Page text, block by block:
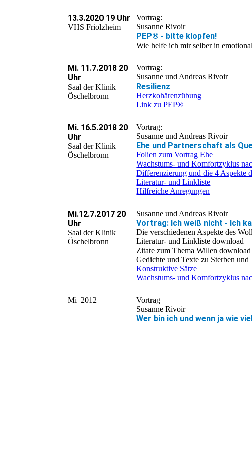
13.3.2020 19 Uhr
VHS Friolzheim
Vortrag:
Susanne Rivoir
PEP® - bitte klopfen!
Wie helfe ich mir selber in
Mi. 11.7.2018 20
Uhr
Saal der Klinik
Öschelbronn
Vortrag:
Susanne und Andreas Rivoir
Resilienz
Herzkohärenzübung
Link zu PEP®
Mi. 16.5.2018 20
Uhr
Saal der Klinik
Öschelbronn
Vortrag:
Susanne und Andreas Rivoir
Ehe und Partnerschaft als
Folien zum Vortrag Ehe
Wachstums- und Komfortzyklus
Differenzierung und die 4 Aspekte
Literatur- und Linkliste
Hilfreiche Anregungen
Mi.12.7.2017 20
Uhr
Saal der Klinik
Öschelbronn
Susanne und Andreas Rivoir
Vortrag: Ich weiß nicht - Ich
Die verschiedenen Aspekte des
Literatur- und Linkliste download
Zitate zum Thema Willen download
Gedichte und Texte zu Sterben
Konstruktive Sätze
Wachstums- und Komfortzyklus
Mi 2012
Vortrag
Susanne Rivoir
Wer bin ich und wenn ja wie